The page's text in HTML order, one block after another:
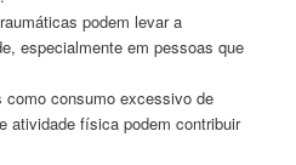
podem levar a
especialmente em pessoas que
como consumo excessivo de
atividade física podem contribuir